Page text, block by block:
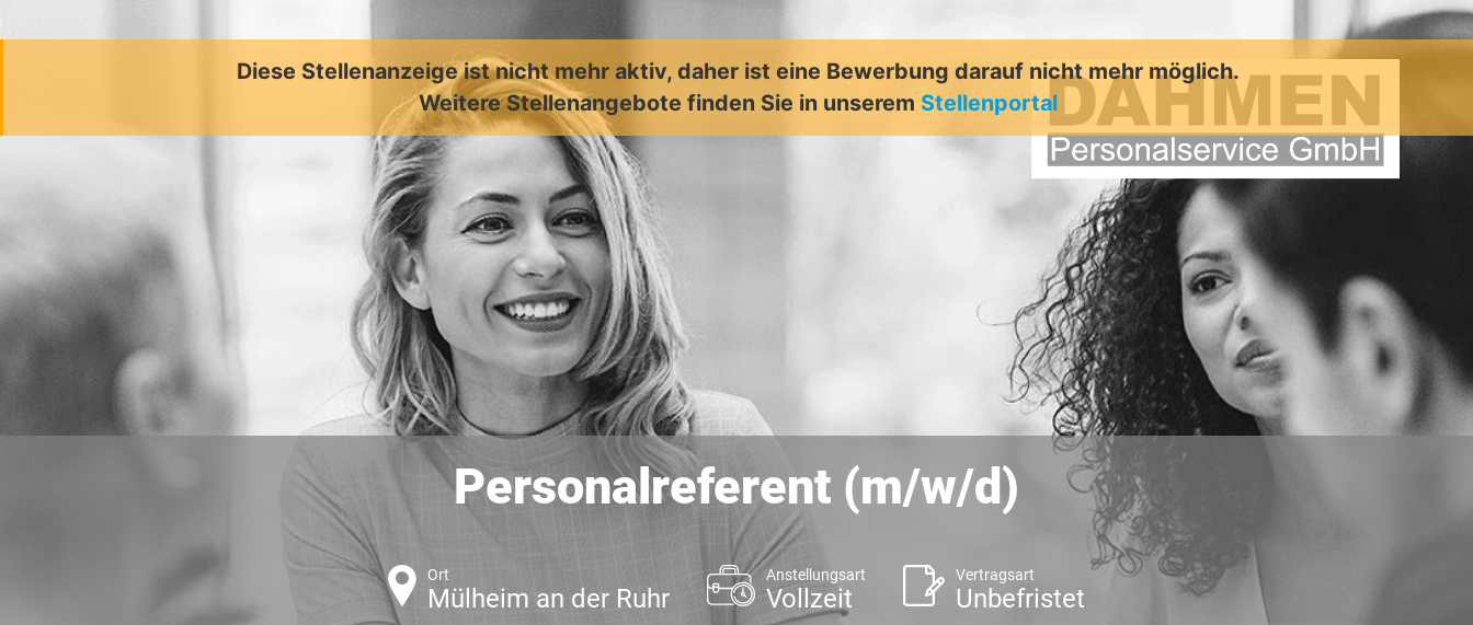
Diese Stellenanzeige ist nicht mehr aktiv, daher ist eine Bewerbung darauf nicht mehr möglich.
Weitere Stellenangebote finden Sie in unserem Stellenportal
Personalreferent (m/w/d)
Ort
Mülheim an der Ruhr
Anstellungsart
Vollzeit
Vertragsart
Unbefristet